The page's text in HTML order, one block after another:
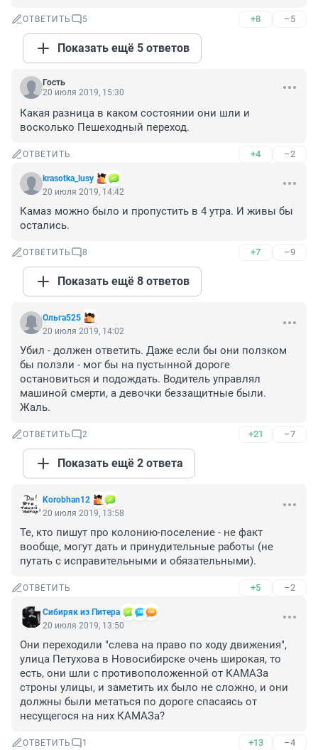
ОТВЕТИТЬ 5 +8 –5
Показать ещё 5 ответов
Гость
20 июля 2019, 15:30
Какая разница в каком состоянии они шли и
восколько Пешеходный переход.
ОТВЕТИТЬ +4 –2
krasotka_lusy
20 июля 2019, 14:42
Камаз можно было и пропустить в 4 утра. И живы бы
остались.
ОТВЕТИТЬ 8 +7 –9
Показать ещё 8 ответов
Ольга525
20 июля 2019, 14:02
Убил - должен ответить. Даже если бы они ползком
бы ползли - мог бы на пустынной дороге
остановиться и подождать. Водитель управлял
машиной смерти, а девочки беззащитные были.
Жаль.
ОТВЕТИТЬ 2 +21 –7
Показать ещё 2 ответа
Korobhan12
20 июля 2019, 13:58
Те, кто пишут про колонию-поселение - не факт
вообще, могут дать и принудительные работы (не
путать с исправительными и обязательными).
ОТВЕТИТЬ +5 –2
Сибиряк из Питера
20 июля 2019, 13:50
Они переходили "слева на право по ходу движения",
улица Петухова в Новосибирске очень широкая, то
есть, они шли с противоположенной от КАМАЗа
строны улицы, и заметить их было не сложно, и они
должны были метаться по дороге спасаясь от
несущегося на них КАМАЗа?
ОТВЕТИТЬ 1 +13 –4